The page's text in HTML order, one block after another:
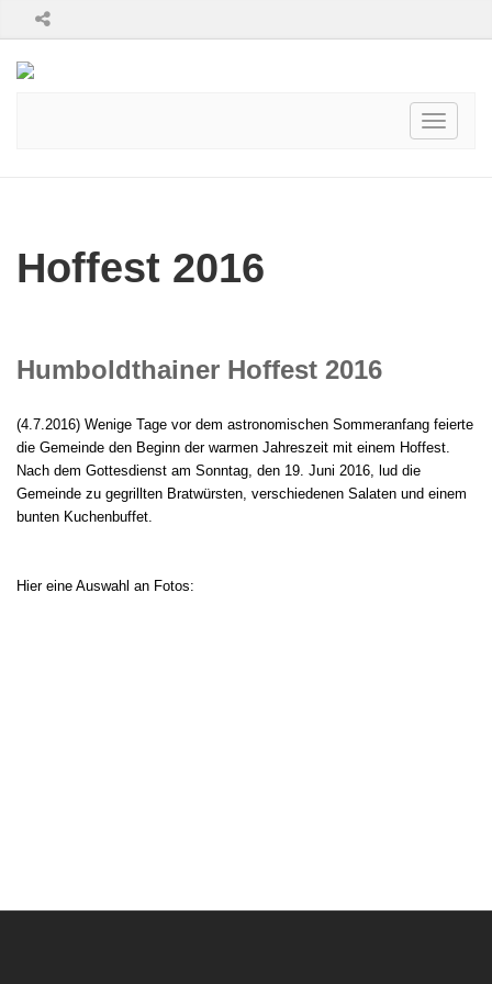
Toggle
Hoffest 2016
Humboldthainer Hoffest 2016
(4.7.2016) Wenige Tage vor dem astronomischen Sommeranfang feierte
die Gemeinde den Beginn der warmen Jahreszeit mit einem Hoffest.
Nach dem Gottesdienst am Sonntag, den 19. Juni 2016, lud die
Gemeinde zu gegrillten Bratwürsten, verschiedenen Salaten und einem
bunten Kuchenbuffet.
Hier eine Auswahl an Fotos: